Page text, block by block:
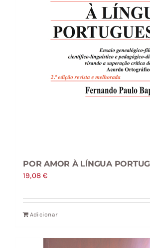
POR AMOR À LÍNGUA
19,08€
Adicionar